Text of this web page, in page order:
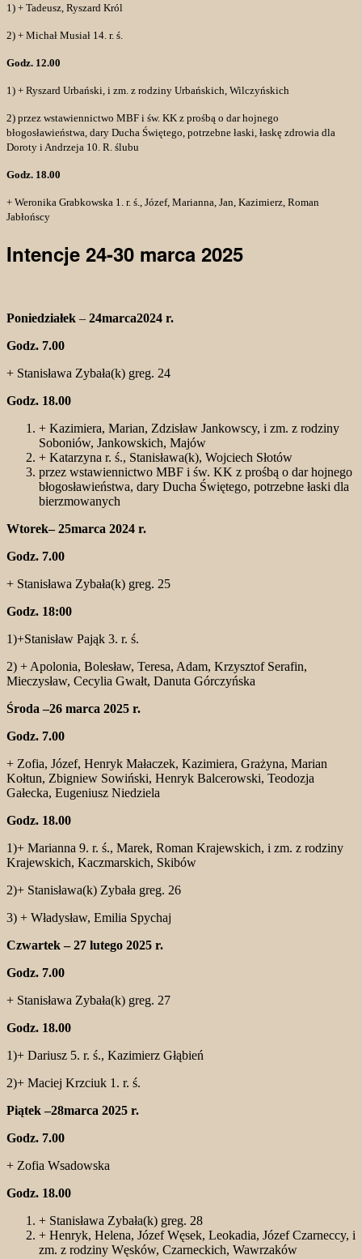
1) + Tadeusz, Ryszard Król
2) + Michał Musiał 14. r. ś.
Godz. 12.00
1) + Ryszard Urbański, i zm. z rodziny Urbańskich, Wilczyńskich
2) przez wstawiennictwo MBF i św. KK z prośbą o dar hojnego
błogosławieństwa, dary Ducha Świętego, potrzebne łaski, łaskę zdrowia dla
Doroty i Andrzeja 10. R. ślubu
Godz. 18.00
+ Weronika Grabkowska 1. r. ś., Józef, Marianna, Jan, Kazimierz, Roman
Jabłońscy
Intencje 24-30 marca 2025
Poniedziałek – 24marca2024 r.
Godz. 7.00
+ Stanisława Zybała(k) greg. 24
Godz. 18.00
+ Kazimiera, Marian, Zdzisław Jankowscy, i zm. z rodziny
Soboniów, Jankowskich, Majów
+ Katarzyna r. ś., Stanisława(k), Wojciech Słotów
przez wstawiennictwo MBF i św. KK z prośbą o dar hojnego
błogosławieństwa, dary Ducha Świętego, potrzebne łaski dla
bierzmowanych
Wtorek– 25marca 2024 r.
Godz. 7.00
+ Stanisława Zybała(k) greg. 25
Godz. 18:00
1)+Stanisław Pająk 3. r. ś.
2) + Apolonia, Bolesław, Teresa, Adam, Krzysztof Serafin,
Mieczysław, Cecylia Gwałt, Danuta Górczyńska
Środa –26 marca 2025 r.
Godz. 7.00
+ Zofia, Józef, Henryk Małaczek, Kazimiera, Grażyna, Marian
Kołtun, Zbigniew Sowiński, Henryk Balcerowski, Teodozja
Gałecka, Eugeniusz Niedziela
Godz. 18.00
1)+ Marianna 9. r. ś., Marek, Roman Krajewskich, i zm. z rodziny
Krajewskich, Kaczmarskich, Skibów
2)+ Stanisława(k) Zybała greg. 26
3) + Władysław, Emilia Spychaj
Czwartek – 27 lutego 2025 r.
Godz. 7.00
+ Stanisława Zybała(k) greg. 27
Godz. 18.00
1)+ Dariusz 5. r. ś., Kazimierz Głąbień
2)+ Maciej Krzciuk 1. r. ś.
Piątek –28marca 2025 r.
Godz. 7.00
+ Zofia Wsadowska
Godz. 18.00
+ Stanisława Zybała(k) greg. 28
+ Henryk, Helena, Józef Węsek, Leokadia, Józef Czarneccy, i
zm. z rodziny Węsków, Czarneckich, Wawrzaków